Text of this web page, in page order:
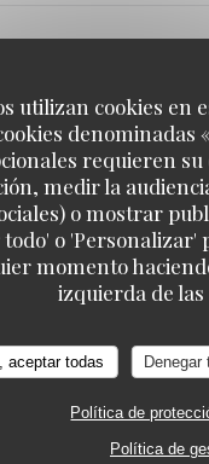
utilizan cookies en
requieren
medir la
o mostrar
o
momento
izquierda de
aceptar todas
Política de
Política de
en una nueva